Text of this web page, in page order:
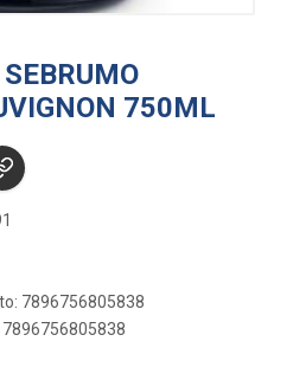
750ML
7896756805838
7896756805838